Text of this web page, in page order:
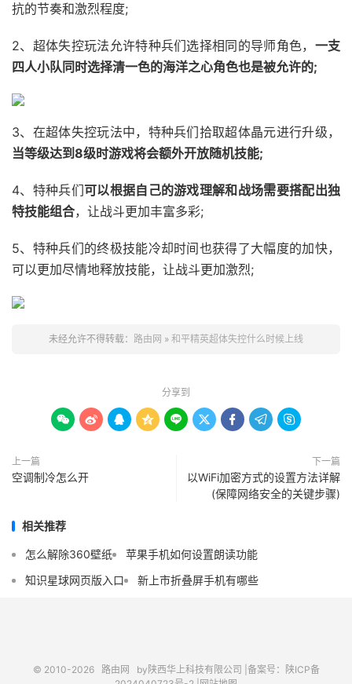
抗的节奏和激烈程度;
2、超体失控玩法允许特种兵们选择相同的导师角色， 一支
四人小队同时选择清一色的海洋之心角色也是被允许的;
3、在超体失控玩法中，特种兵们拾取超体晶元进行升级，
当等级达到8级时游戏将会额外开放随机技能;
4、特种兵们可以根据自己的游戏理解和战场需要搭配出独
特技能组合，让战斗更加丰富多彩;
5、特种兵们的终极技能冷却时间也获得了大幅度的加快，
可以更加尽情地释放技能，让战斗更加激烈;
未经允许不得转载： 路由网 » 和平精英超体失控什么时候上线
分享到
        
上一篇
空调制冷怎么开
下一篇
以WiFi加密方式的设置方法详解
(保障网络安全的关键步骤)
相关推荐
怎么解除360壁纸
苹果手机如何设置朗读功能
知识星球网页版入口
新上市折叠屏手机有哪些
© 2010-2026 路由网 by陕西华上科技有限公司 | 备案号：陕ICP备